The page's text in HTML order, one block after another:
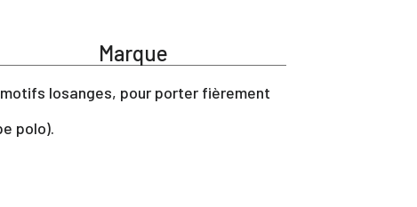
Marque
losanges, pour porter fièrement
polo).